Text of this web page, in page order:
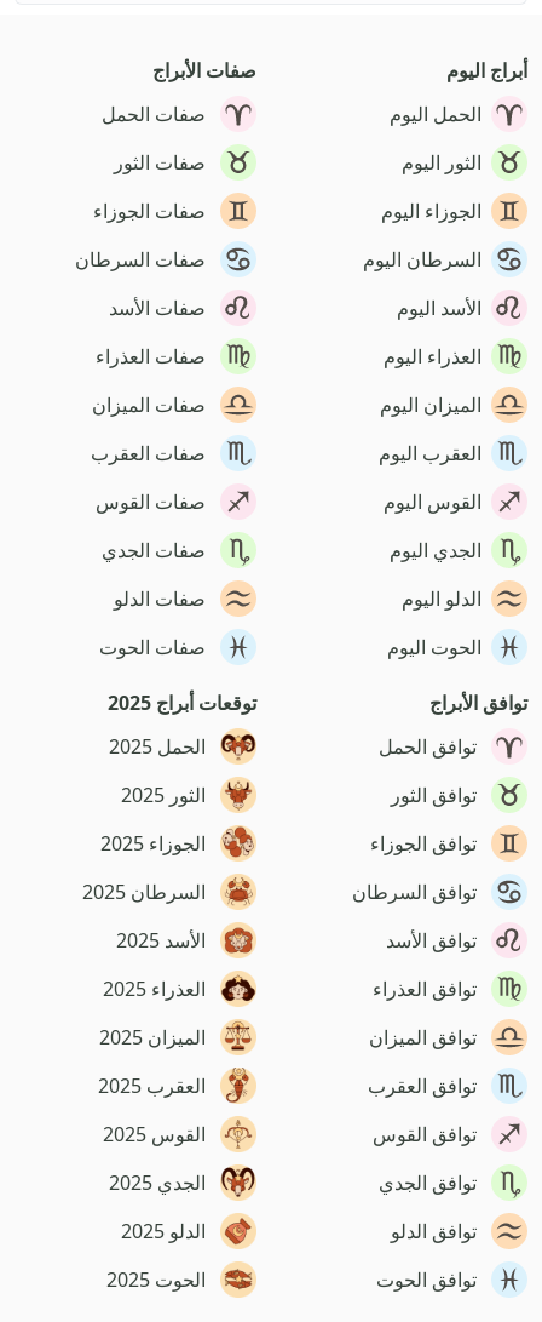
أبراج اليوم
الحمل اليوم
الثور اليوم
الجوزاء اليوم
السرطان اليوم
الأسد اليوم
العذراء اليوم
الميزان اليوم
العقرب اليوم
القوس اليوم
الجدي اليوم
الدلو اليوم
الحوت اليوم
صفات الأبراج
صفات الحمل
صفات الثور
صفات الجوزاء
صفات السرطان
صفات الأسد
صفات العذراء
صفات الميزان
صفات العقرب
صفات القوس
صفات الجدي
صفات الدلو
صفات الحوت
توافق الأبراج
توافق الحمل
توافق الثور
توافق الجوزاء
توافق السرطان
توافق الأسد
توافق العذراء
توافق الميزان
توافق العقرب
توافق القوس
توافق الجدي
توافق الدلو
توافق الحوت
توقعات أبراج 2025
الحمل 2025
الثور 2025
الجوزاء 2025
السرطان 2025
الأسد 2025
العذراء 2025
الميزان 2025
العقرب 2025
القوس 2025
الجدي 2025
الدلو 2025
الحوت 2025